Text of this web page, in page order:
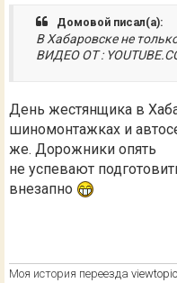
Домовой писал(а):
В Хабаровске не
ВИДЕО ОТ :
День жестянщика в
шиномонтажках и
же. Дорожники опять
не успевают
внезапно
Моя история переезда